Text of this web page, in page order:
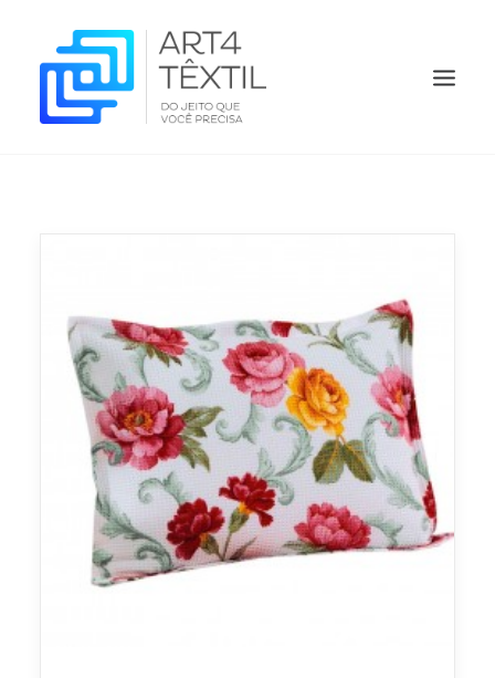
ORÇAMENTO
O QUE FAZEMOS
CONTATO